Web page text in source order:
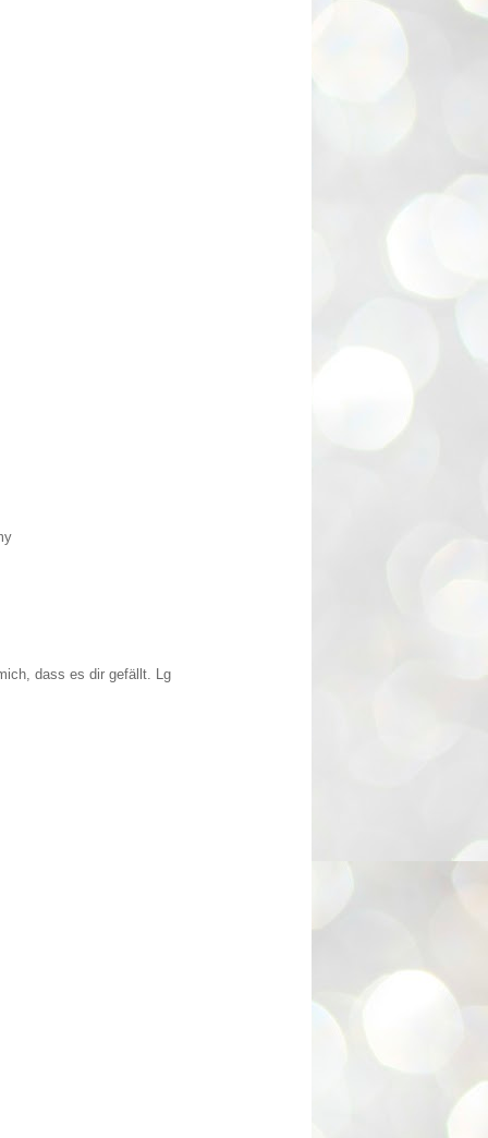
dass es dir gefällt. Lg